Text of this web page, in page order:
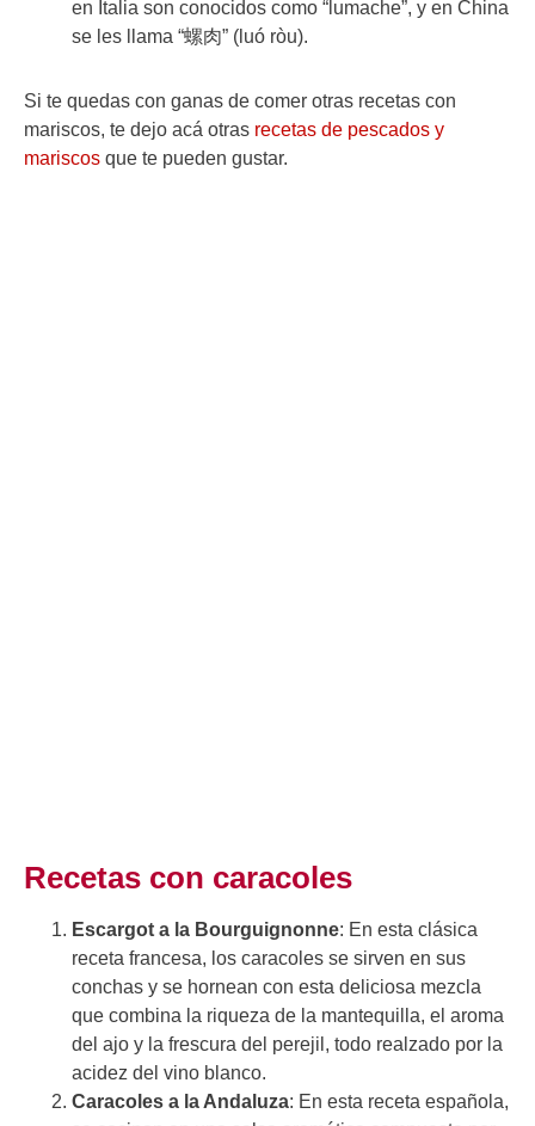
en Italia son conocidos como “lumache”, y en China
se les llama “螺肉” (luó ròu).
Si te quedas con ganas de comer otras recetas con
mariscos, te dejo acá otras recetas de pescados y
mariscos que te pueden gustar.
Recetas con caracoles
Escargot a la Bourguignonne: En esta clásica
receta francesa, los caracoles se sirven en sus
conchas y se hornean con esta deliciosa mezcla
que combina la riqueza de la mantequilla, el aroma
del ajo y la frescura del perejil, todo realzado por la
acidez del vino blanco.
Caracoles a la Andaluza: En esta receta española,